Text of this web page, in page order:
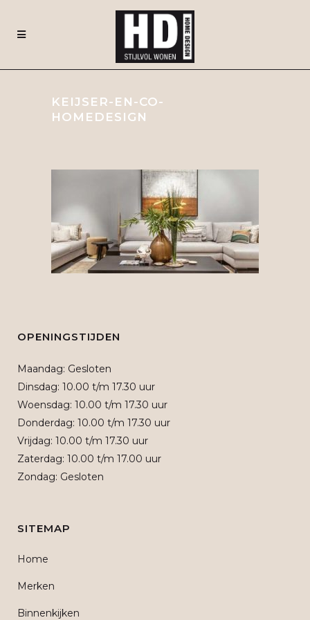
KEIJSER-EN-CO-
HOMEDESIGN
OPENINGSTIJDEN
Maandag: Gesloten
Dinsdag: 10.00 t/m 17.30 uur
Woensdag: 10.00 t/m 17.30 uur
Donderdag: 10.00 t/m 17.30 uur
Vrijdag: 10.00 t/m 17.30 uur
Zaterdag: 10.00 t/m 17.00 uur
Zondag: Gesloten
SITEMAP
Home
Merken
Binnenkijken